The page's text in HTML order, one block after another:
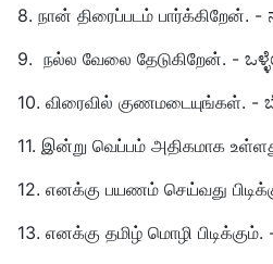
8. நான் திரைப்படம் பார்க்கிறேன். -
9. நல்ல வேலை தேடுகிறேன். -
10. விரைவில் குணமடையுங்கள். -
11. இன்று வெப்பம் அதிகமாக
12. எனக்கு பயணம் செய்வது
13. எனக்கு தமிழ் மொழி